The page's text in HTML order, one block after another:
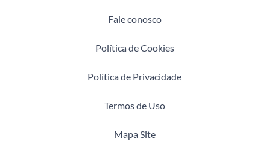
Fale conosco
Política de Cookies
Política de Privacidade
Termos de Uso
Mapa Site